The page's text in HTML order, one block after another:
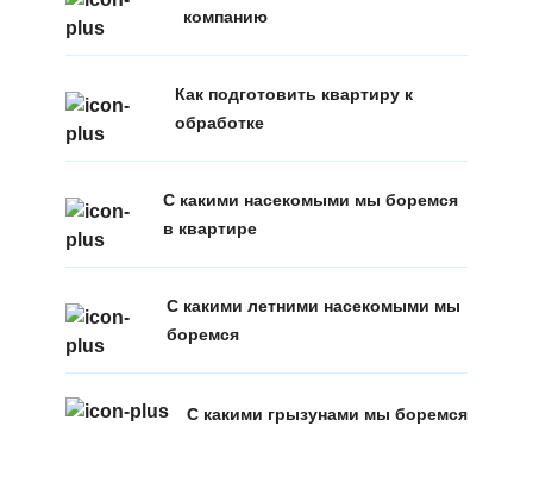
компанию
Как подготовить квартиру к
обработке
С какими насекомыми мы боремся
в квартире
С какими летними насекомыми мы
боремся
С какими грызунами мы боремся